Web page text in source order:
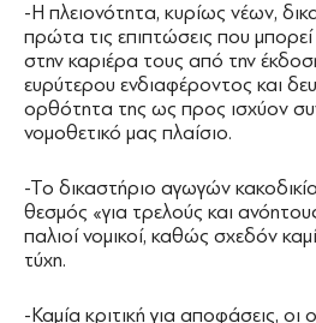
-Η πλειονότητα, κυρίως νέων,
πρώτα τις επιπτώσεις που
στην καριέρα τους από την
ευρύτερου ενδιαφέροντος και
ορθότητα της ως προς ισχύον
νομοθετικό μας πλαίσιο.
-Το δικαστήριο αγωγών
θεσμός «για τρελούς και
παλιοί νομικοί, καθώς σχεδόν
τύχη.
-Καμία κριτική για αποφάσεις,